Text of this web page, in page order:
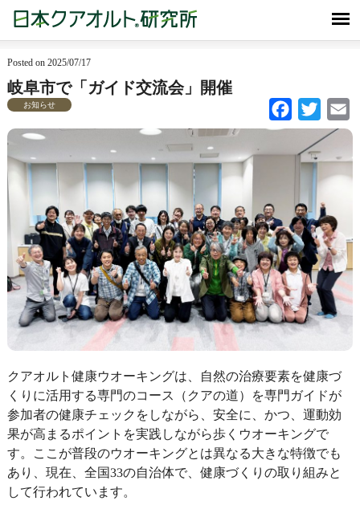
Posted on 2025/07/17
岐阜市で「ガイド交流会」開催
Facebook Twitter
お知らせ
クアオルト健康ウオーキングは、自然の治療要素を健康づ
くりに活用する専門のコース（クアの道）を専門ガイドが
参加者の健康チェックをしながら、安全に、かつ、運動効
果が高まるポイントを実践しながら歩くウオーキングで
す。ここが普段のウオーキングとは異なる大きな特徴でも
あり、現在、全国33の自治体で、健康づくりの取り組みと
して行われています。